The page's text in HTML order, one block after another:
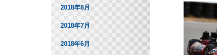
2018年8月
2018年7月
2018年6月